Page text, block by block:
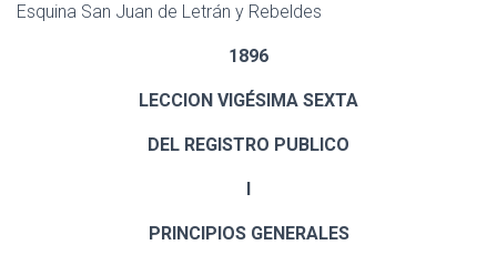
Esquina San Juan de Letrán y Rebeldes
1896
LECCION VIGÉSIMA SEXTA
DEL REGISTRO PUBLICO
I
PRINCIPIOS GENERALES